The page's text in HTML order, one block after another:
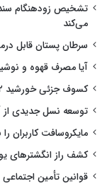
تشخیص زودهنگام
می‌کند
سرطان پستان قابل
آیا مصرف قهوه و
کسوف جزئی خورشید ۱۲ اوت رخ می‌دهد
توسعه نسل جدیدی از
مایکروسافت
کشف راز انگشترهای
قوانین تأمین